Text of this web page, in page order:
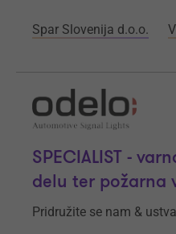
Spar Slovenija d.o.o.
SPECIALIST -
delu ter požarna
Pridružite se nam &